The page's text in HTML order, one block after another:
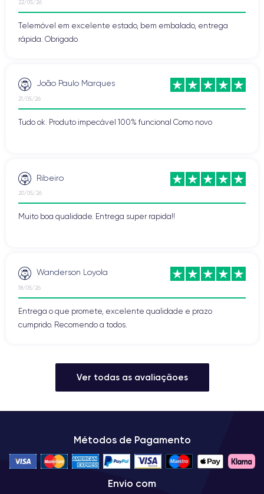
22/05/26
Telemóvel em excelente estado, bem embalado, entrega
rápida. Obrigado
João Paulo Marques
21/05/26
Tudo ok. Produto impecável 100% funcional Como novo
Ribeiro
20/05/26
Muito boa qualidade. Entrega super rapida!!
Wanderson Loyola
18/05/26
Entrega o que promete, excelente qualidade e prazo
cumprido. Recomendo a todos.
Ver todas as avaliaçãoes
Métodos de Pagamento
Envio com